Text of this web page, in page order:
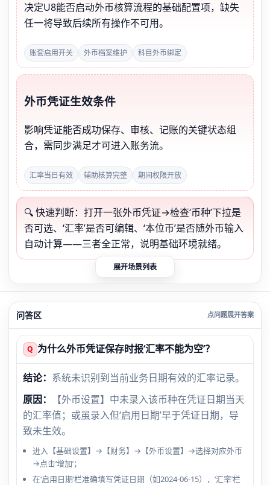
决定U8能否启动外币核算流程的基础配置项，缺失
任一将导致后续所有操作不可用。
账套启用开关 外币档案维护 科目外币绑定
外币凭证生效条件
影响凭证能否成功保存、审核、记账的关键状态组
合，需同步满足才可进入账务流。
汇率当日有效 辅助核算完整 期间权限开放
🔍 快速判断：打开一张外币凭证→检查‘币种’下拉是
否可选、‘汇率’是否可编辑、‘本位币’是否随外币输入
自动计算——三者全正常，说明基础环境就绪。
展开场景列表
问答区
Q 为什么外币凭证保存时报‘汇率不能为空’？
结论： 系统未识别到当前业务日期有效的汇率记录。
原因：
【外币设置】中未录入该币种在凭证日期当天
的汇率值；或虽录入但‘启用日期’早于凭证日期，导
致未生效。
进入【基础设置】→【财务】→【外币设置】→选择对应外币
→点击‘增加’；
在‘启用日期’栏准确填写凭证日期（如2024-06-15），‘汇率’栏